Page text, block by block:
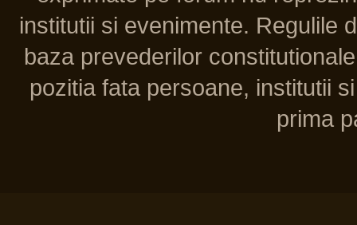
institutii si evenimente. Regulile
baza prevederilor
pozitia fata persoane, institutii
prima